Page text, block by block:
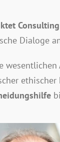
Consulting
Dialoge
wesentlichen
ethischer